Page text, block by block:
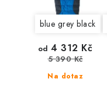
blue grey black
Na dotaz
od 4 312 Kč
5 390 Kč